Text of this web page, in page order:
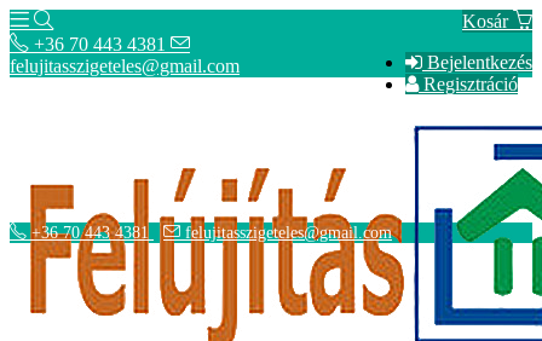
Kosár
Bejelentkezés
Regisztráció
+36 70 443 4381
felujitasszigeteles@gmail.com
+36 70 443 4381 felujitasszigeteles@gmail.com